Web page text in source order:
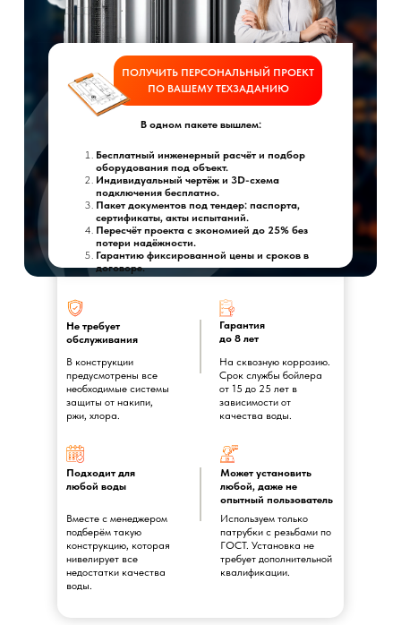
В одном пакете вышлем:
Бесплатный инженерный расчёт и подбор
оборудования под объект.
Индивидуальный чертёж и 3D-схема
подключения бесплатно.
Пакет документов под тендер: паспорта,
сертификаты, акты испытаний.
Пересчёт проекта с экономией до 25% без
потери надёжности.
Гарантию фиксированной цены и сроков в
договоре.
Не требует
обслуживания
В конструкции
предусмотрены все
необходимые системы
защиты от накипи,
ржи, хлора.
Гарантия
до 8 лет
На сквозную коррозию.
Срок службы бойлера
от 15 до 25 лет в
зависимости от
качества воды.
Подходит для
любой воды
Вместе с менеджером
подберём такую
конструкцию, которая
нивелирует все
недостатки качества
воды.
Может установить
любой, даже не
опытный пользователь
Используем только
патрубки с резьбами по
ГОСТ. Установка не
требует дополнительной
квалификации.
ПОЛУЧИТЬ ПЕРСОНАЛЬНЫЙ ПРОЕКТ
ПО ВАШЕМУ ТЕХЗАДАНИЮ